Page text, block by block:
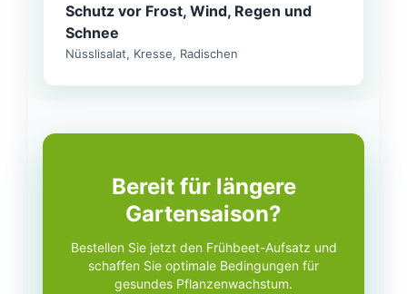
Schutz vor Frost, Wind, Regen und
Schnee
Nüsslisalat, Kresse, Radischen
Bereit für längere
Gartensaison?
Bestellen Sie jetzt den Frühbeet-Aufsatz und
schaffen Sie optimale Bedingungen für
gesundes Pflanzenwachstum.